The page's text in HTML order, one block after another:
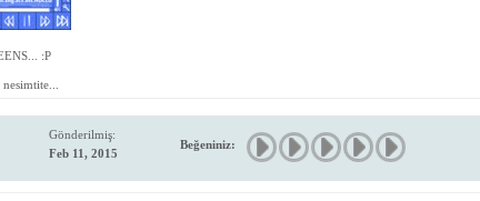
:P
Gönderilmiş:
Feb 11, 2015
Beğeniniz: